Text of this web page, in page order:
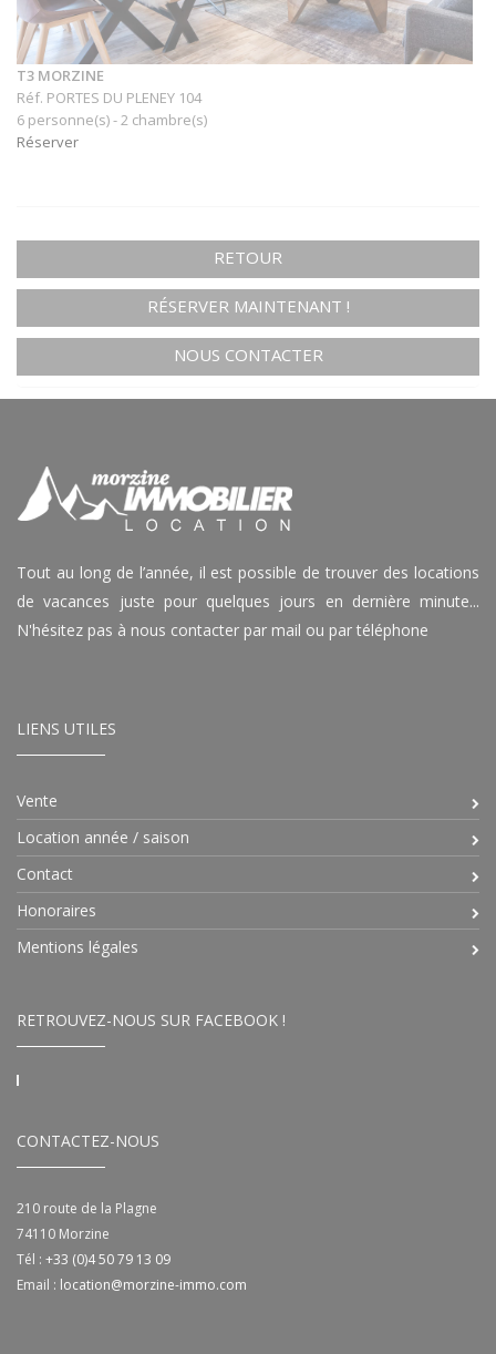
T3 MORZINE
Réf. PORTES DU PLENEY 104
6 personne(s) - 2 chambre(s)
Réserver
RETOUR
RÉSERVER MAINTENANT !
NOUS CONTACTER
Tout au long de l’année, il est possible de trouver des locations
de vacances juste pour quelques jours en dernière minute...
N'hésitez pas à nous contacter par mail ou par téléphone
LIENS UTILES
Vente
Location année / saison
Contact
Honoraires
Mentions légales
RETROUVEZ-NOUS SUR FACEBOOK !
CONTACTEZ-NOUS
210 route de la Plagne
74110 Morzine
Tél : +33 (0)4 50 79 13 09
Email : location@morzine-immo.com